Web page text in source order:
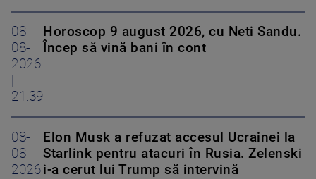
08-
08-
2026
21:39
Horoscop 9 august 2026, cu Neti Sandu.
Încep să vină bani în cont
08-
08-
2026
Elon Musk a refuzat accesul Ucrainei la
Starlink pentru atacuri în Rusia. Zelenski
i-a cerut lui Trump să intervină